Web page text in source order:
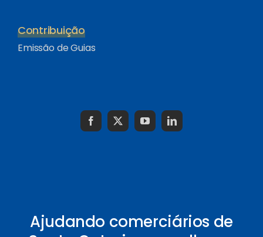
Contribuição
Emissão de Guias
Ajudando comerciários de